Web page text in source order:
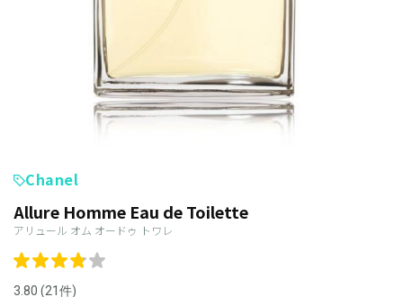
Chanel
Allure Homme Eau de Toilette
アリュール オム オードゥ トワレ
3.80 (21件)